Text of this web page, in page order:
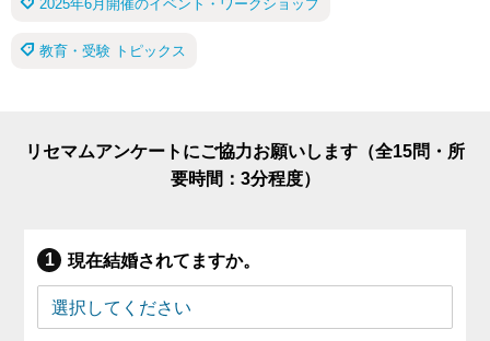
2025年6月開催のイベント・ワークショップ
教育・受験 トピックス
リセマムアンケートにご協力お願いします（全15問・所
要時間：3分程度）
現在結婚されてますか。